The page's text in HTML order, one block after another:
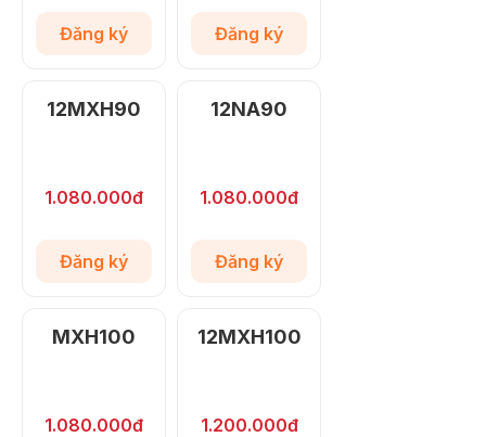
Đăng ký Đăng ký
12MXH90
1.080.000đ
Đăng ký
12NA90
1.080.000đ
Đăng ký
MXH100
1.080.000đ
12MXH100
1.200.000đ